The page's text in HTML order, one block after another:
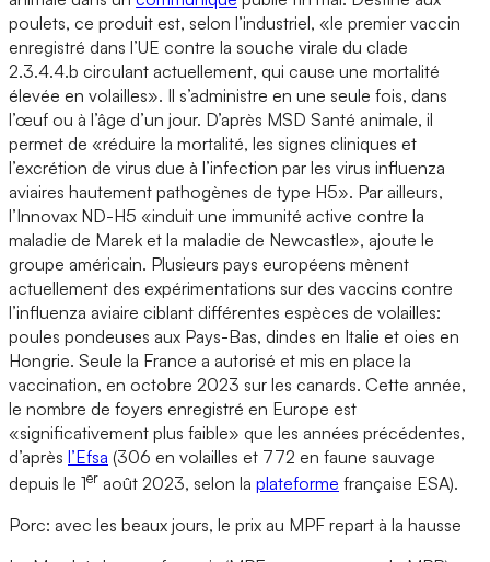
poulets, ce produit est, selon l’industriel, «le premier vaccin
enregistré dans l’UE contre la souche virale du clade
2.3.4.4.b circulant actuellement, qui cause une mortalité
élevée en volailles». Il s’administre en une seule fois, dans
l’œuf ou à l’âge d’un jour. D’après MSD Santé animale, il
permet de «réduire la mortalité, les signes cliniques et
l’excrétion de virus due à l’infection par les virus influenza
aviaires hautement pathogènes de type H5». Par ailleurs,
l’Innovax ND-H5 «induit une immunité active contre la
maladie de Marek et la maladie de Newcastle», ajoute le
groupe américain. Plusieurs pays européens mènent
actuellement des expérimentations sur des vaccins contre
l’influenza aviaire ciblant différentes espèces de volailles:
poules pondeuses aux Pays-Bas, dindes en Italie et oies en
Hongrie. Seule la France a autorisé et mis en place la
vaccination, en octobre 2023 sur les canards. Cette année,
le nombre de foyers enregistré en Europe est
«significativement plus faible» que les années précédentes,
d’après l’Efsa (306 en volailles et 772 en faune sauvage
depuis le 1er août 2023, selon la plateforme française ESA).
Porc: avec les beaux jours, le prix au MPF repart à la hausse